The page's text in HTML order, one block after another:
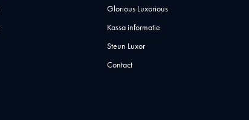
Glorious Luxorious
Kassa informatie
Steun Luxor
Contact